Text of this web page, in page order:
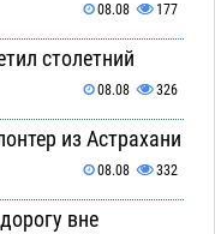
08.08 177
столетний
08.08 326
из Астрахани
08.08 332
вне